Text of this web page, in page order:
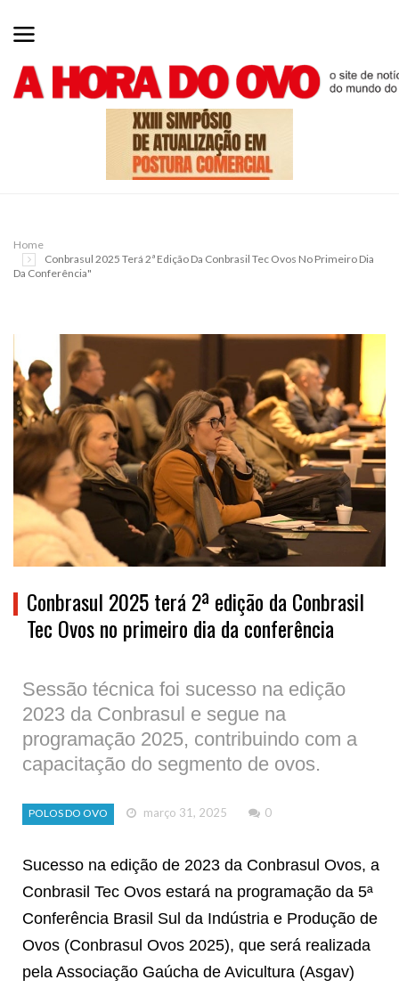
Home
Conbrasul 2025 Terá 2ª Edição Da Conbrasil Tec Ovos No Primeiro Dia
Da Conferência"
Conbrasul 2025 terá 2ª edição da Conbrasil
Tec Ovos no primeiro dia da conferência
Sessão técnica foi sucesso na edição
2023 da Conbrasul e segue na
programação 2025, contribuindo com a
capacitação do segmento de ovos.
POLOS DO OVO março 31, 2025 0
Sucesso na edição de 2023 da Conbrasul Ovos, a
Conbrasil Tec Ovos estará na programação da 5ª
Conferência Brasil Sul da Indústria e Produção de
Ovos (Conbrasul Ovos 2025), que será realizada
pela Associação Gaúcha de Avicultura (Asgav)